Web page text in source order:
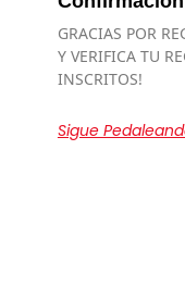
GRACIAS POR
Y VERIFICA TU
INSCRITOS!
Sigue